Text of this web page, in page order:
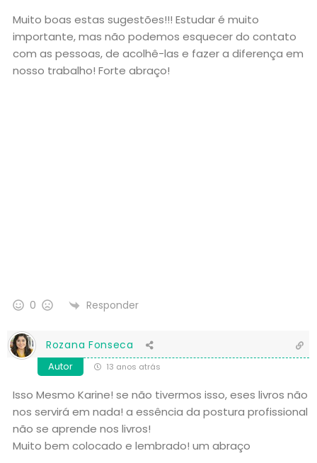
Muito boas estas sugestões!!! Estudar é muito
importante, mas não podemos esquecer do contato
com as pessoas, de acolhê-las e fazer a diferença em
nosso trabalho! Forte abraço!
0 Responder
Rozana Fonseca
Autor 13 anos atrás
Isso Mesmo Karine! se não tivermos isso, eses livros não
nos servirá em nada! a essência da postura profissional
não se aprende nos livros!
Muito bem colocado e lembrado! um abraço